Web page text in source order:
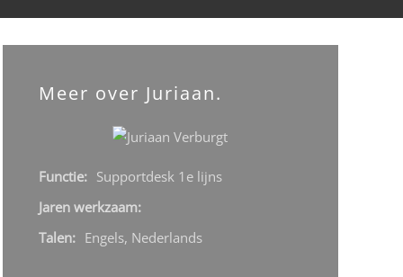
Meer over Juriaan.
Functie: Supportdesk 1e lijns
Jaren werkzaam:
Talen: Engels, Nederlands